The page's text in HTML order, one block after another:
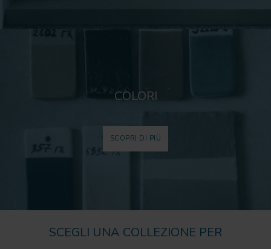
COLORI
SCOPRI DI PIÙ
SCEGLI UNA COLLEZIONE PER